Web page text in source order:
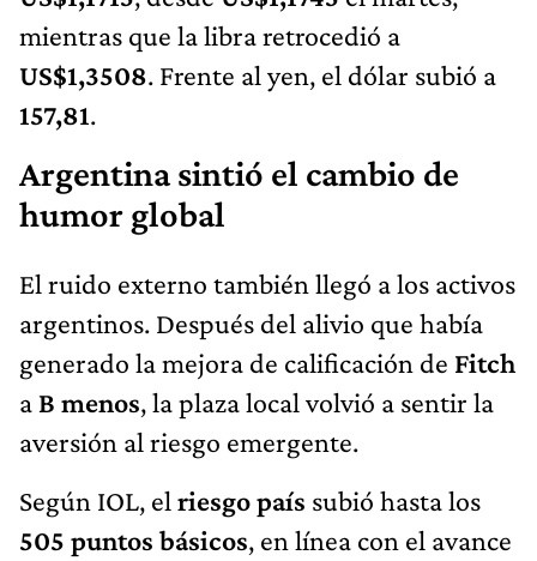
mientras que la libra retrocedió a
US$1,3508. Frente al yen, el dólar subió a
157,81.
Argentina sintió el cambio de
humor global
El ruido externo también llegó a los activos
argentinos. Después del alivio que había
generado la mejora de calificación de Fitch
a B menos, la plaza local volvió a sentir la
aversión al riesgo emergente.
Según IOL, el riesgo país subió hasta los
505 puntos básicos, en línea con el avance